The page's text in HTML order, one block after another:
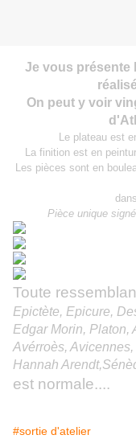
Je vous présente
On peut y voir
Le plateau est
La finition est en
Les pièces sont en
Pièce unique
Toute
Epictète, Epicure,
Edgar Morin, Platon,
Avérroès,
Hannah
est normale....
#sortie d'atelier